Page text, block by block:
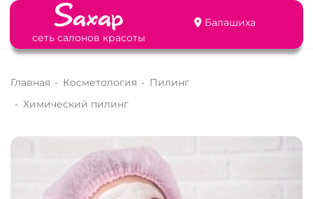
сеть салонов красоты
Балашиха
Главная - Косметология - Пилинг
- Химический пилинг